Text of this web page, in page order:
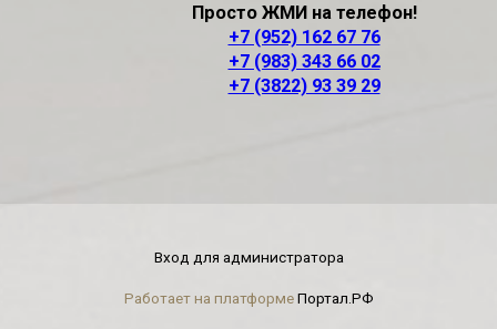
Просто ЖМИ на телефон!
+7 (952) 162 67 76
+7 (983) 343 66 02
+7 (3822) 93 39 29
Вход для администратора
Работает на платформеПортал.РФ